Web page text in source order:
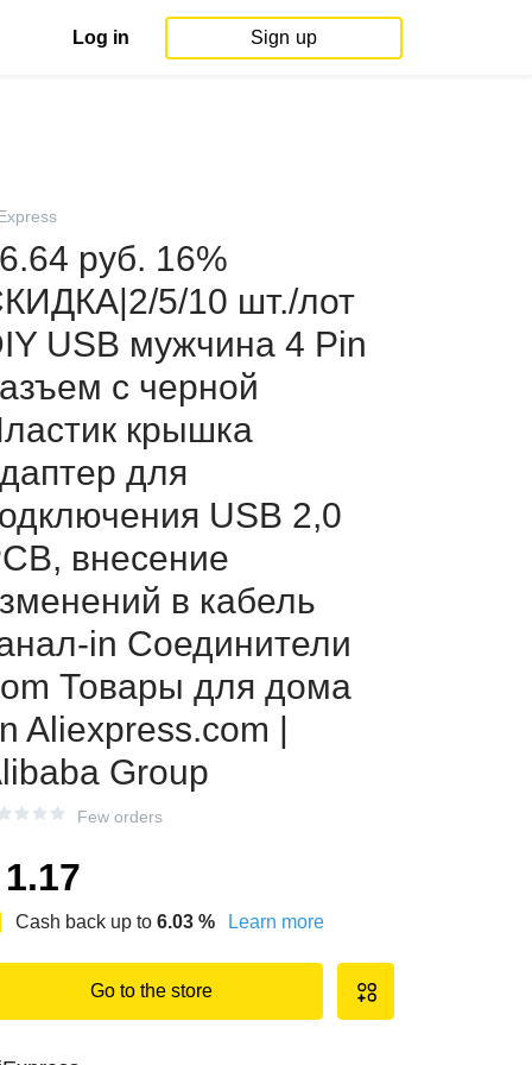
Log in Sign up
руб. 16%
5/10 шт./лот
USB мужчина 4 Pin
с черной
крышка
для
USB 2,0
внесение
в кабель
in Соединители
Товары для дома
Aliexpress.com |
Group
Few orders
1.17
Cash back up to 6.03 % Learn more
Go to the store